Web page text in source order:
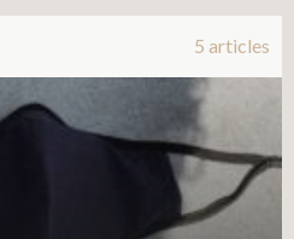
5 articles